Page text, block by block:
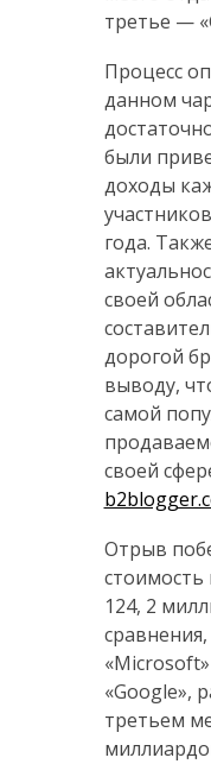
третье —
Процесс
данном
были
доходы
года.
своей
дорогой
выводу,
самой
своей
Отрыв
стоимость
124, 2
«Google»,
третьем